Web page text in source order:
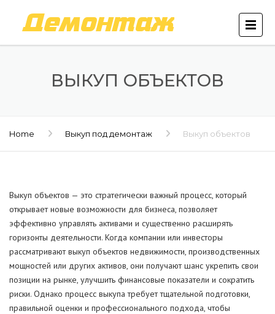
ВЫКУП ОБЪЕКТОВ
Home Выкуп под демонтаж Выкуп объектов
Выкуп объектов — это стратегически важный процесс, который
открывает новые возможности для бизнеса, позволяет
эффективно управлять активами и существенно расширять
горизонты деятельности. Когда компании или инвесторы
рассматривают выкуп объектов недвижимости, производственных
мощностей или других активов, они получают шанс укрепить свои
позиции на рынке, улучшить финансовые показатели и сократить
риски. Однако процесс выкупа требует тщательной подготовки,
правильной оценки и профессионального подхода, чтобы